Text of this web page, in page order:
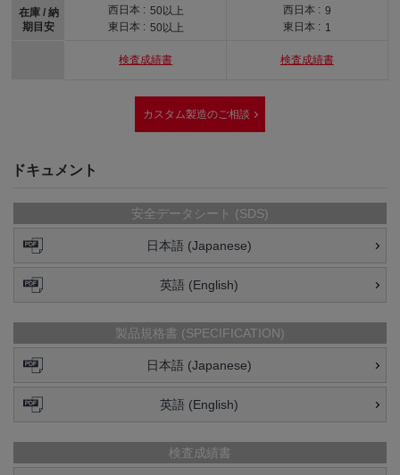
在庫 / 納
期目安
西日本 : 50以上
東日本 : 50以上
検査成績書
西日本 : 9
東日本 : 1
検査成績書
カスタム製造のご相談
ドキュメント
安全データシート (SDS)
日本語 (Japanese)
英語 (English)
製品規格書 (SPECIFICATION)
日本語 (Japanese)
英語 (English)
検査成績書